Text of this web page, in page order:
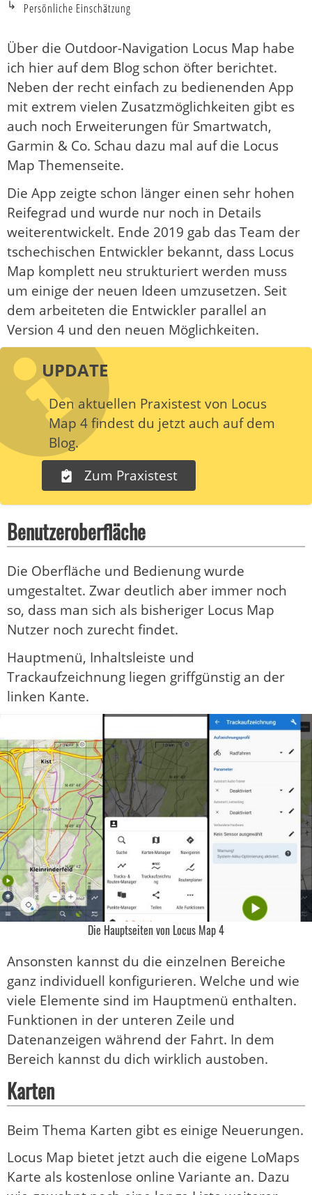
Über die Outdoor-Navigation Locus Map habe
ich hier auf dem Blog schon öfter berichtet.
Neben der recht einfach zu bedienenden App
mit extrem vielen Zusatzmöglichkeiten gibt es
auch noch Erweiterungen für Smartwatch,
Garmin & Co. Schau dazu mal auf die Locus
Map Themenseite.
Die App zeigte schon länger einen sehr hohen
Reifegrad und wurde nur noch in Details
weiterentwickelt. Ende 2019 gab das Team der
tschechischen Entwickler bekannt, dass Locus
Map komplett neu strukturiert werden muss
um einige der neuen Ideen umzusetzen. Seit
dem arbeiteten die Entwickler parallel an
Version 4 und den neuen Möglichkeiten.
UPDATE
Den aktuellen Praxistest von Locus
Map 4 findest du jetzt auch auf dem
Blog.
Zum Praxistest
Benutzeroberfläche
Die Oberfläche und Bedienung wurde
umgestaltet. Zwar deutlich aber immer noch
so, dass man sich als bisheriger Locus Map
Nutzer noch zurecht findet.
Hauptmenü, Inhaltsleiste und
Trackaufzeichnung liegen griffgünstig an der
linken Kante.
Die Hauptseiten von Locus Map 4
Ansonsten kannst du die einzelnen Bereiche
ganz individuell konfigurieren. Welche und wie
viele Elemente sind im Hauptmenü enthalten.
Funktionen in der unteren Zeile und
Datenanzeigen während der Fahrt. In dem
Bereich kannst du dich wirklich austoben.
Karten
Beim Thema Karten gibt es einige Neuerungen.
Locus Map bietet jetzt auch die eigene LoMaps
Karte als kostenlose online Variante an. Dazu
Persönliche Einschätzung